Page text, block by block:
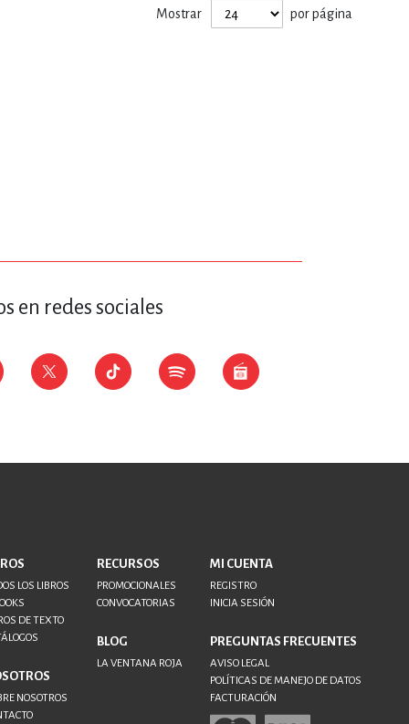
Mostrar por página
en redes sociales
LOS LIBROS
DE TEXTO
NOSOTROS
RECURSOS
PROMOCIONALES
CONVOCATORIAS
BLOG
LA VENTANA ROJA
MI CUENTA
REGISTRO
INICIA SESIÓN
PREGUNTAS FRECUENTES
AVISO LEGAL
POLÍTICAS DE MANEJO DE DATOS
FACTURACIÓN